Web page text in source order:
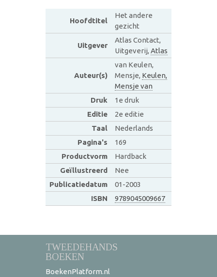
Hoofdtitel
Het andere
gezicht
Uitgever
Atlas Contact,
Uitgeverij, Atlas
Auteur(s)
van Keulen,
Mensje, Keulen,
Mensje van
Druk
1e druk
Editie
2e editie
Taal
Nederlands
Pagina's
169
Productvorm
Hardback
Geïllustreerd
Nee
Publicatiedatum
01-2003
ISBN
9789045009667
TWEEDEHANDS
BOEKEN
BoekenPlatform.nl